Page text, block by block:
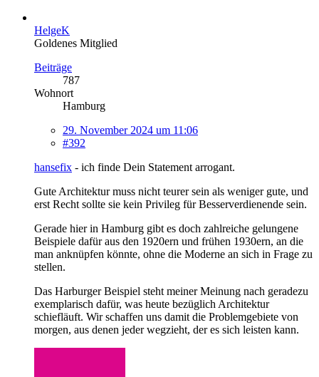
HelgeK
Goldenes Mitglied
Beiträge
787
Wohnort
Hamburg
29. November 2024 um 11:06
#392
hansefix - ich finde Dein Statement arrogant.
Gute Architektur muss nicht teurer sein als weniger gute, und
erst Recht sollte sie kein Privileg für Besserverdienende sein.
Gerade hier in Hamburg gibt es doch zahlreiche gelungene
Beispiele dafür aus den 1920ern und frühen 1930ern, an die
man anknüpfen könnte, ohne die Moderne an sich in Frage zu
stellen.
Das Harburger Beispiel steht meiner Meinung nach geradezu
exemplarisch dafür, was heute bezüglich Architektur
schiefläuft. Wir schaffen uns damit die Problemgebiete von
morgen, aus denen jeder wegzieht, der es sich leisten kann.